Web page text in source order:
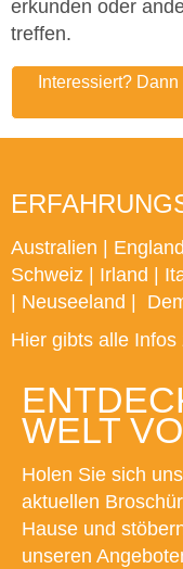
erkunden oder
treffen.
Interessiert?
Australien England
Schweiz
Irland
Neuseeland
Hier gibts alle Infos
WELT
Holen Sie sich
aktuellen
Hause und
unseren